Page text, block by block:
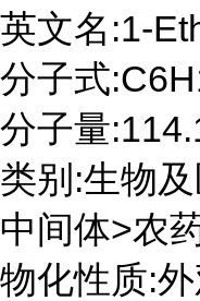
英文名:1-
分子式
分子量
类别:生物
中间体>农
物化性质: